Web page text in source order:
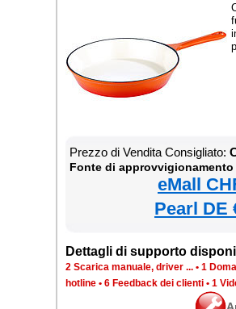
Prezzo di Vendita Consigliato:
Fonte di approvvigionamento
eMall
Pearl DE
Dettagli di supporto
2 Scarica manuale, driver ... • 1
hotline • 6 Feedback dei clienti • 1